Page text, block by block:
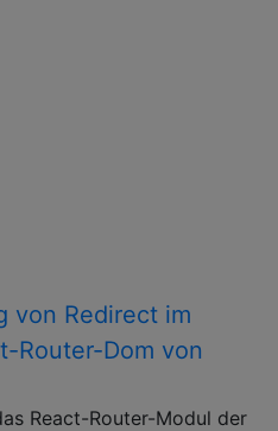
von Redirect im
Router-Dom von
React-Router-Modul der